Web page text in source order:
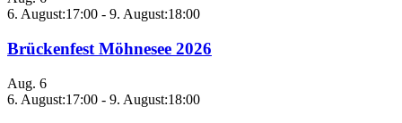
6. August:17:00 - 9. August:18:00
Brückenfest Möhnesee 2026
Aug. 6
6. August:17:00 - 9. August:18:00